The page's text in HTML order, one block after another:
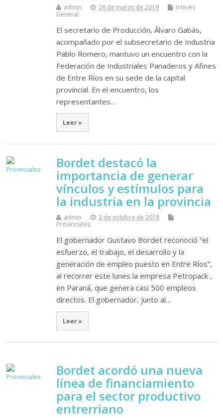
admin 28 de marzo de 2019
Interés
General
El secretario de Producción, Álvaro Gabás,
acompañado por el subsecretario de Industria
Pablo Romero, mantuvo un encuentro con la
Federación de Industriales Panaderos y Afines
de Entre Ríos en su sede de la capital
provincial. En el encuentro, los
representantes…
Leer »
Bordet destacó la
importancia de generar
vínculos y estímulos para
la industria en la provincia
admin
2 de octubre de 2018
Provinciales
El gobernador Gustavo Bordet reconoció “el
esfuerzo, el trabajo, el desarrollo y la
generación de empleo puesto en Entre Ríos”,
al recorrer este lunes la empresa Petropack ,
en Paraná, que genera casi 500 empleos
directos. El gobernador, junto al…
Leer »
Bordet acordó una nueva
línea de financiamiento
para el sector productivo
entrerriano